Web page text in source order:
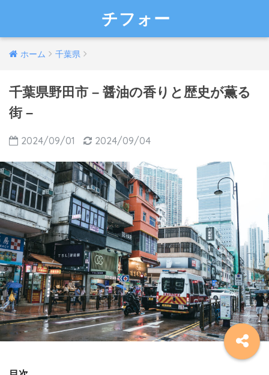
チフォー
ホーム 千葉県
千葉県野田市 – 醤油の香りと歴史が薫る
街 –
2024/09/01 2024/09/04